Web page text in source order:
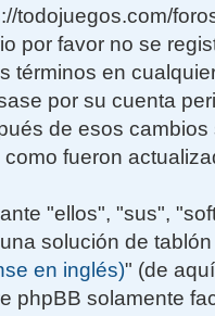
todojuegos.com/
por favor no se
términos en
por su cuenta
de esos cambios
fueron
"ellos", "sus",
solución de
en inglés)" (de
phpBB solamente